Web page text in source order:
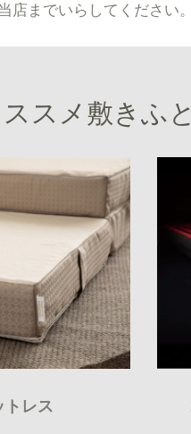
までいらしてください。
スメ敷きふ
トレス